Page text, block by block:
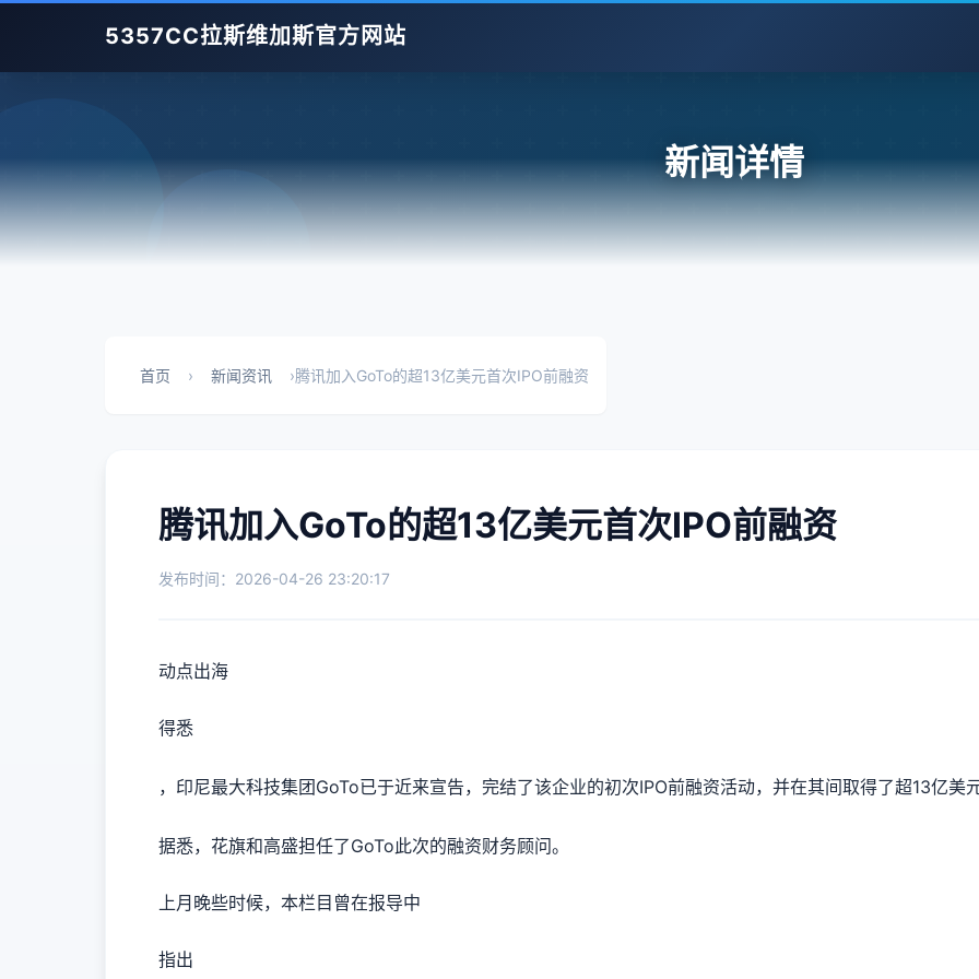
5357CC拉斯维加斯官方网站
新闻详情
首页 › 新闻资讯 ›腾讯加入GoTo的超13亿美元首次IPO前融资
腾讯加入GoTo的超13亿美元首次IPO前融资
发布时间：2026-04-26 23:20:17
动点出海
得悉
，印尼最大科技集团GoTo已于近来宣告，完结了该企业的初次IPO前融资活动，并在其间取得了超13亿美元
据悉，花旗和高盛担任了GoTo此次的融资财务顾问。
上月晚些时候，本栏目曾在报导中
指出